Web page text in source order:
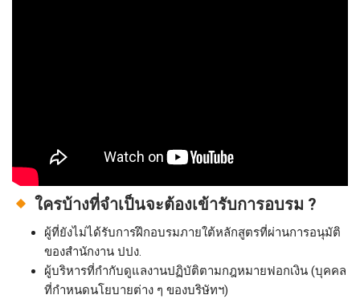
ใครบ้างที่จำเป็นจะต้องเข้ารับการอบรม ?
ผู้ที่ยังไม่ได้รับการฝึกอบรมภายใต้หลักสูตรที่ผ่านการอนุมัติ
ของสำนักงาน ปปง.
ผู้บริหารที่กำกับดูแลงานปฏิบัติตามกฎหมายฟอกเงิน (บุคคล
ที่กําหนดนโยบายต่าง ๆ ของบริษัทฯ)